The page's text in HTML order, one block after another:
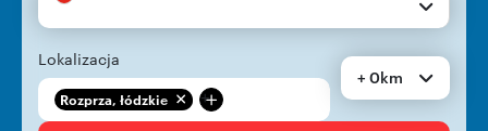
Lokalizacja
Rozprza, łódzkie +
+ 0km